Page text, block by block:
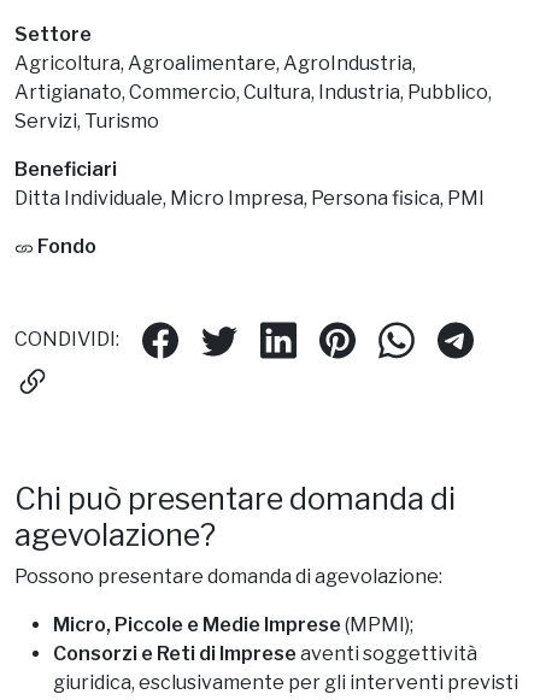
Settore
Agricoltura, Agroalimentare, AgroIndustria,
Artigianato, Commercio, Cultura, Industria, Pubblico,
Servizi, Turismo
Beneficiari
Ditta Individuale, Micro Impresa, Persona fisica, PMI
Fondo
CONDIVIDI:
Chi può presentare domanda di
agevolazione?
Possono presentare domanda di agevolazione:
Micro, Piccole e Medie Imprese (MPMI);
Consorzi e Reti di Imprese aventi soggettività
giuridica, esclusivamente per gli interventi previsti